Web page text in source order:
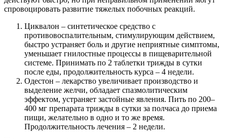
спровоцировать развитие тяжелых побочных реакций.
Циквалон – синтетическое средство с
противовоспалительным, стимулирующим действием,
быстро устраняет боль и другие неприятные симптомы,
уменьшает гнилостные процессы в пищеварительной
системе. Принимать по 2 таблетки трижды в сутки
после еды, продолжительность курса – 4 недели.
Одестон – лекарство увеличивает производство и
выделение желчи, обладает спазмолитическим
эффектом, устраняет застойные явления. Пить по 200–
400 мг препарата трижды в сутки за полчаса до приема
пищи, желательно в одно и то же время.
Продолжительность лечения – 2 недели.